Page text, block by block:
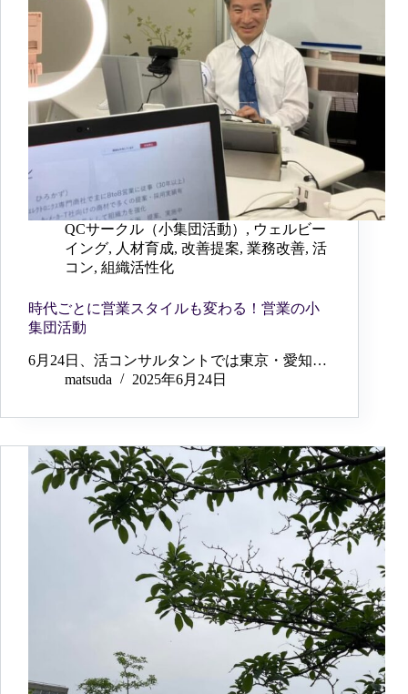
QCサークル（小集団活動） , ウェルビー
イング, 人材育成, 改善提案, 業務改善, 活
コン, 組織活性化
時代ごとに営業スタイルも変わる！営業の小
集団活動
6月24日、活コンサルタントでは東京・愛知…
matsuda
2025年6月24日